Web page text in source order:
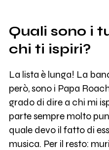
Quali sono i
chi ti ispiri?
La lista è lunga! La
però, sono i Papa
grado di dire a chi mi
parte sempre molto
quale devo il fatto di
musica. Per il resto: